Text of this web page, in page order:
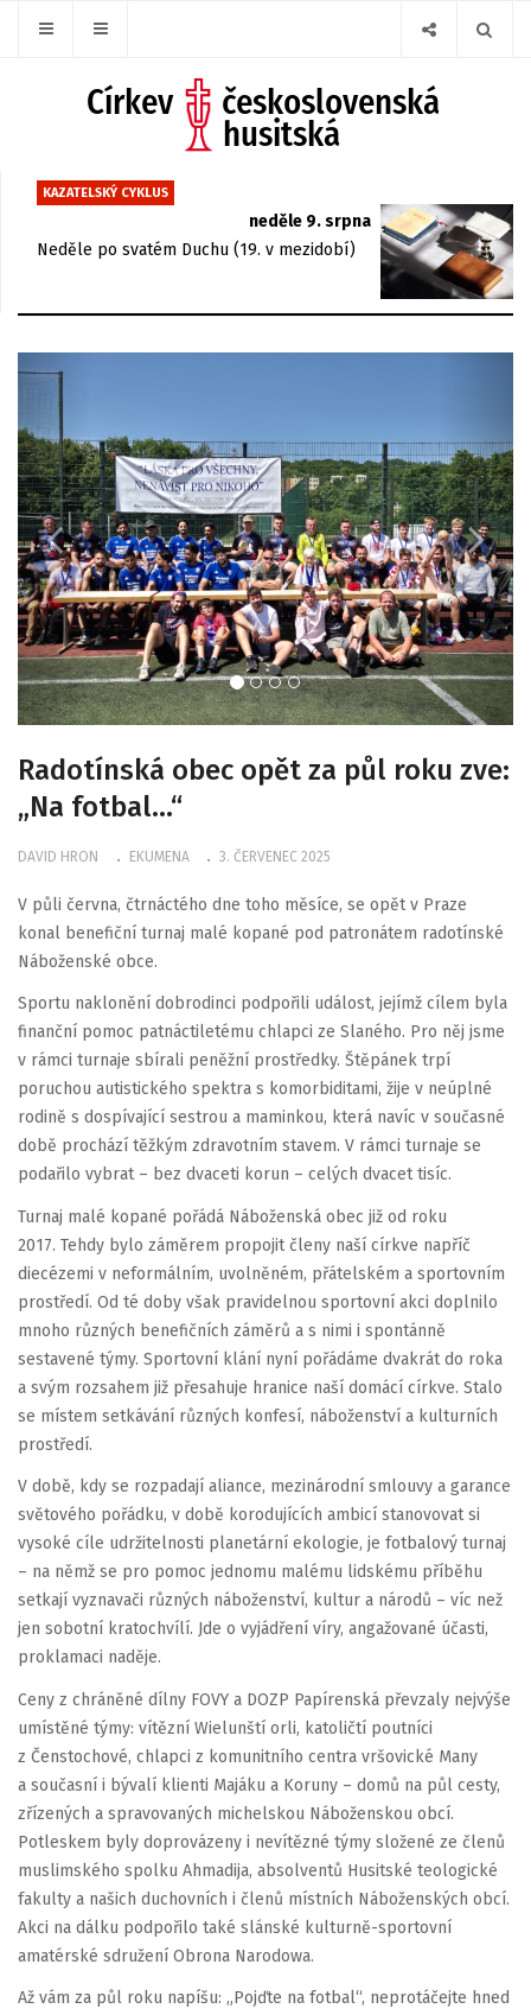
KAZATELSKÝ CYKLUS
neděle 9. srpna
Neděle po svatém Duchu (19. v mezidobí)
Previous
Radotínská obec opět za půl roku zve:
„Na fotbal…“
DAVID HRON EKUMENA 3. ČERVENEC 2025
V půli června, čtrnáctého dne toho měsíce, se opět v Praze
konal benefiční turnaj malé kopané pod patronátem radotínské
Náboženské obce.
Sportu naklonění dobrodinci podpořili událost, jejímž cílem byla
finanční pomoc patnáctiletému chlapci ze Slaného. Pro něj jsme
v rámci turnaje sbírali peněžní prostředky. Štěpánek trpí
poruchou autistického spektra s komorbiditami, žije v neúplné
rodině s dospívající sestrou a maminkou, která navíc v současné
době prochází těžkým zdravotním stavem. V rámci turnaje se
podařilo vybrat – bez dvaceti korun – celých dvacet tisíc.
Turnaj malé kopané pořádá Náboženská obec již od roku
2017. Tehdy bylo záměrem propojit členy naší církve napříč
diecézemi v neformálním, uvolněném, přátelském a sportovním
prostředí. Od té doby však pravidelnou sportovní akci doplnilo
mnoho různých benefičních záměrů a s nimi i spontánně
sestavené týmy. Sportovní klání nyní pořádáme dvakrát do roka
a svým rozsahem již přesahuje hranice naší domácí církve. Stalo
se místem setkávání různých konfesí, náboženství a kulturních
prostředí.
V době, kdy se rozpadají aliance, mezinárodní smlouvy a garance
světového pořádku, v době korodujících ambicí stanovovat si
vysoké cíle udržitelnosti planetární ekologie, je fotbalový turnaj
– na němž se pro pomoc jednomu malému lidskému příběhu
setkají vyznavači různých náboženství, kultur a národů – víc než
jen sobotní kratochvílí. Jde o vyjádření víry, angažované účasti,
proklamaci naděje.
Ceny z chráněné dílny FOVY a DOZP Papírenská převzaly nejvýše
umístěné týmy: vítězní Wielunští orli, katoličtí poutníci
z Čenstochové, chlapci z komunitního centra vršovické Many
a současní i bývalí klienti Majáku a Koruny – domů na půl cesty,
zřízených a spravovaných michelskou Náboženskou obcí.
Potleskem byly doprovázeny i nevítězné týmy složené ze členů
muslimského spolku Ahmadija, absolventů Husitské teologické
fakulty a našich duchovních i členů místních Náboženských obcí.
Akci na dálku podpořilo také slánské kulturně-sportovní
amatérské sdružení Obrona Narodowa.
Až vám za půl roku napíšu: „Pojďte na fotbal“, neprotáčejte hned